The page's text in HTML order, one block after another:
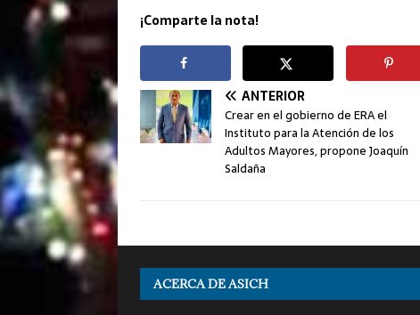
¡Comparte la nota!
ANTERIOR
Crear en el gobierno de ERA el
Instituto para la Atención de los
Adultos Mayores, propone Joaquín
Saldaña
ACERCA DE ASICH